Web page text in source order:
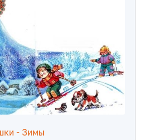
- Зимы